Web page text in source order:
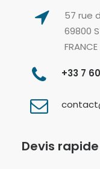
57 rue
69800
FRANCE
+33 7
Devis rapide